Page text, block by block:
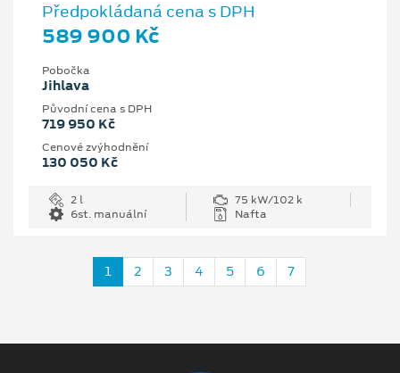
Předpokládaná cena s DPH
589 900 Kč
Pobočka
Jihlava
Původní cena s DPH
719 950 Kč
Cenové zvýhodnění
130 050 Kč
2 l
75 kW/102 k
6st. manuální
Nafta
1 2 3 4 5 6 7